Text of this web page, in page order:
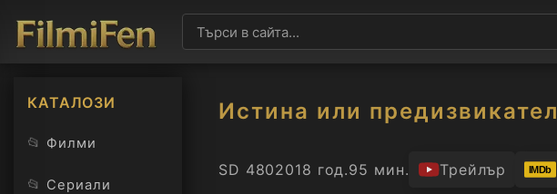
КАТАЛОЗИ
📂 Филми
📂 Сериали
Истина или
SD 4802018 год.95 мин. Трейлър IMDb